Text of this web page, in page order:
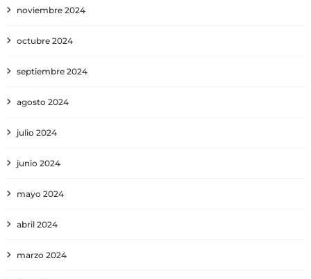
noviembre 2024
octubre 2024
septiembre 2024
agosto 2024
julio 2024
junio 2024
mayo 2024
abril 2024
marzo 2024